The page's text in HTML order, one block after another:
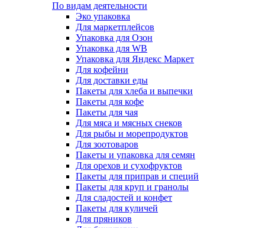
По видам деятельности
Эко упаковка
Для маркетплейсов
Упаковка для Озон
Упаковка для WB
Упаковка для Яндекс Маркет
Для кофейни
Для доставки еды
Пакеты для хлеба и выпечки
Пакеты для кофе
Пакеты для чая
Для мяса и мясных снеков
Для рыбы и морепродуктов
Для зоотоваров
Пакеты и упаковка для семян
Для орехов и сухофруктов
Пакеты для приправ и специй
Пакеты для круп и гранолы
Для сладостей и конфет
Пакеты для куличей
Для пряников